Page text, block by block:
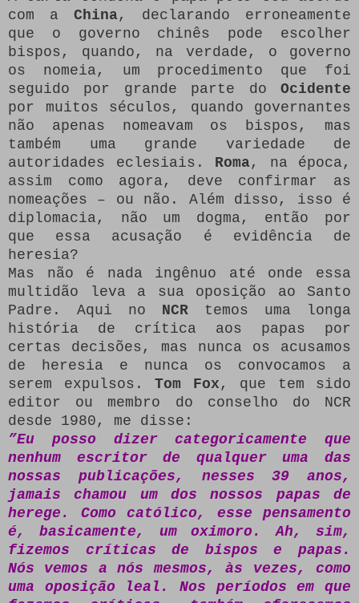
com a China, declarando erroneamente
que o governo chinês pode escolher
bispos, quando, na verdade, o governo
os nomeia, um procedimento que foi
seguido por grande parte do Ocidente
por muitos séculos, quando governantes
não apenas nomeavam os bispos, mas
também uma grande variedade de
autoridades eclesiais. Roma, na época,
assim como agora, deve confirmar as
nomeações – ou não. Além disso, isso é
diplomacia, não um dogma, então por
que essa acusação é evidência de
heresia?
Mas não é nada ingênuo até onde essa
multidão leva a sua oposição ao Santo
Padre. Aqui no NCR temos uma longa
história de crítica aos papas por
certas decisões, mas nunca os acusamos
de heresia e nunca os convocamos a
serem expulsos. Tom Fox , que tem sido
editor ou membro do conselho do NCR
desde 1980, me disse:
”Eu posso dizer categoricamente que
nenhum escritor de qualquer uma das
nossas publicações, nesses 39 anos,
jamais chamou um dos nossos papas de
herege. Como católico, esse pensamento
é, basicamente, um oximoro. Ah, sim,
fizemos críticas de bispos e papas.
Nós vemos a nós mesmos, às vezes, como
uma oposição leal . Nos períodos em que